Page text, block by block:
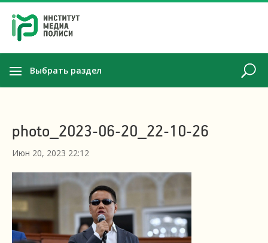
Выбрать раздел
photo_2023-06-20_22-10-26
Июн 20, 2023 22:12